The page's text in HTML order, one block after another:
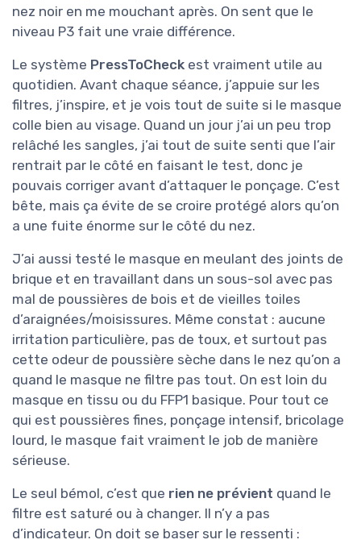
nez noir en me mouchant après. On sent que le
niveau P3 fait une vraie différence.
Le système PressToCheck est vraiment utile au
quotidien. Avant chaque séance, j’appuie sur les
filtres, j’inspire, et je vois tout de suite si le masque
colle bien au visage. Quand un jour j’ai un peu trop
relâché les sangles, j’ai tout de suite senti que l’air
rentrait par le côté en faisant le test, donc je
pouvais corriger avant d’attaquer le ponçage. C’est
bête, mais ça évite de se croire protégé alors qu’on
a une fuite énorme sur le côté du nez.
J’ai aussi testé le masque en meulant des joints de
brique et en travaillant dans un sous-sol avec pas
mal de poussières de bois et de vieilles toiles
d’araignées/moisissures. Même constat : aucune
irritation particulière, pas de toux, et surtout pas
cette odeur de poussière sèche dans le nez qu’on a
quand le masque ne filtre pas tout. On est loin du
masque en tissu ou du FFP1 basique. Pour tout ce
qui est poussières fines, ponçage intensif, bricolage
lourd, le masque fait vraiment le job de manière
sérieuse.
Le seul bémol, c’est que rien ne prévient quand le
filtre est saturé ou à changer. Il n’y a pas
d’indicateur. On doit se baser sur le ressenti :